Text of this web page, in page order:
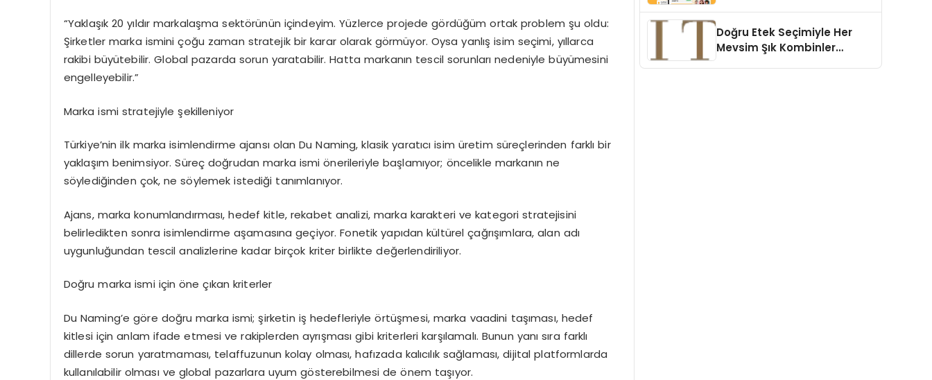
“Yaklaşık 20 yıldır markalaşma sektörünün içindeyim. Yüzlerce projede gördüğüm ortak problem şu oldu:
Şirketler marka ismini çoğu zaman stratejik bir karar olarak görmüyor. Oysa yanlış isim seçimi, yıllarca
rakibi büyütebilir. Global pazarda sorun yaratabilir. Hatta markanın tescil sorunları nedeniyle büyümesini
engelleyebilir.”
Marka ismi stratejiyle şekilleniyor
Türkiye’nin ilk marka isimlendirme ajansı olan Du Naming, klasik yaratıcı isim üretim süreçlerinden farklı bir
yaklaşım benimsiyor. Süreç doğrudan marka ismi önerileriyle başlamıyor; öncelikle markanın ne
söylediğinden çok, ne söylemek istediği tanımlanıyor.
Ajans, marka konumlandırması, hedef kitle, rekabet analizi, marka karakteri ve kategori stratejisini
belirledikten sonra isimlendirme aşamasına geçiyor. Fonetik yapıdan kültürel çağrışımlara, alan adı
uygunluğundan tescil analizlerine kadar birçok kriter birlikte değerlendiriliyor.
Doğru marka ismi için öne çıkan kriterler
Du Naming’e göre doğru marka ismi; şirketin iş hedefleriyle örtüşmesi, marka vaadini taşıması, hedef
kitlesi için anlam ifade etmesi ve rakiplerden ayrışması gibi kriterleri karşılamalı. Bunun yanı sıra farklı
dillerde sorun yaratmaması, telaffuzunun kolay olması, hafızada kalıcılık sağlaması, dijital platformlarda
kullanılabilir olması ve global pazarlara uyum gösterebilmesi de önem taşıyor.
Doğru Etek Seçimiyle Her
Mevsim Şık Kombinler